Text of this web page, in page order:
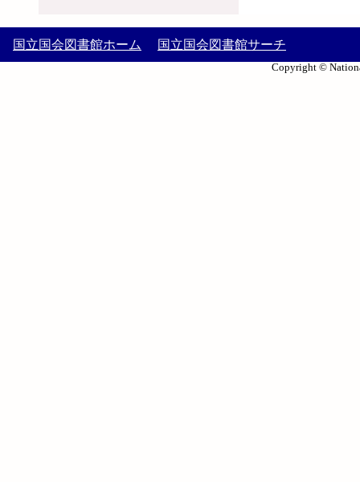
国立国会図書館ホーム 国立国会図書館サーチ
Copyright ©